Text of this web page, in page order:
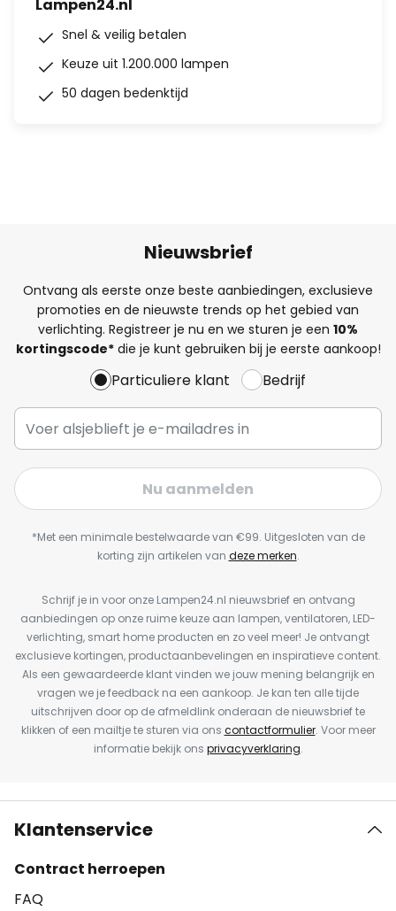
Lampen24.nl
Snel & veilig betalen
Keuze uit 1.200.000 lampen
50 dagen bedenktijd
Nieuwsbrief
Ontvang als eerste onze beste aanbiedingen, exclusieve
promoties en de nieuwste trends op het gebied van
verlichting. Registreer je nu en we sturen je een 10%
kortingscode*die je kunt gebruiken bij je eerste aankoop!
Particuliere klant Bedrijf
Nu aanmelden
*Met een minimale bestelwaarde van €99. Uitgesloten van de
korting zijn artikelen van deze merken.
Schrijf je in voor onze Lampen24.nl nieuwsbrief en ontvang
aanbiedingen op onze ruime keuze aan lampen, ventilatoren, LED-
verlichting, smart home producten en zo veel meer! Je ontvangt
exclusieve kortingen, productaanbevelingen en inspiratieve content.
Als een gewaardeerde klant vinden we jouw mening belangrijk en
vragen we je feedback na een aankoop. Je kan ten alle tijde
uitschrijven door op de afmeldlink onderaan de nieuwsbrief te
klikken of een mailtje te sturen via ons contactformulier. Voor meer
informatie bekijk ons privacyverklaring.
Klantenservice
Contract herroepen
FAQ